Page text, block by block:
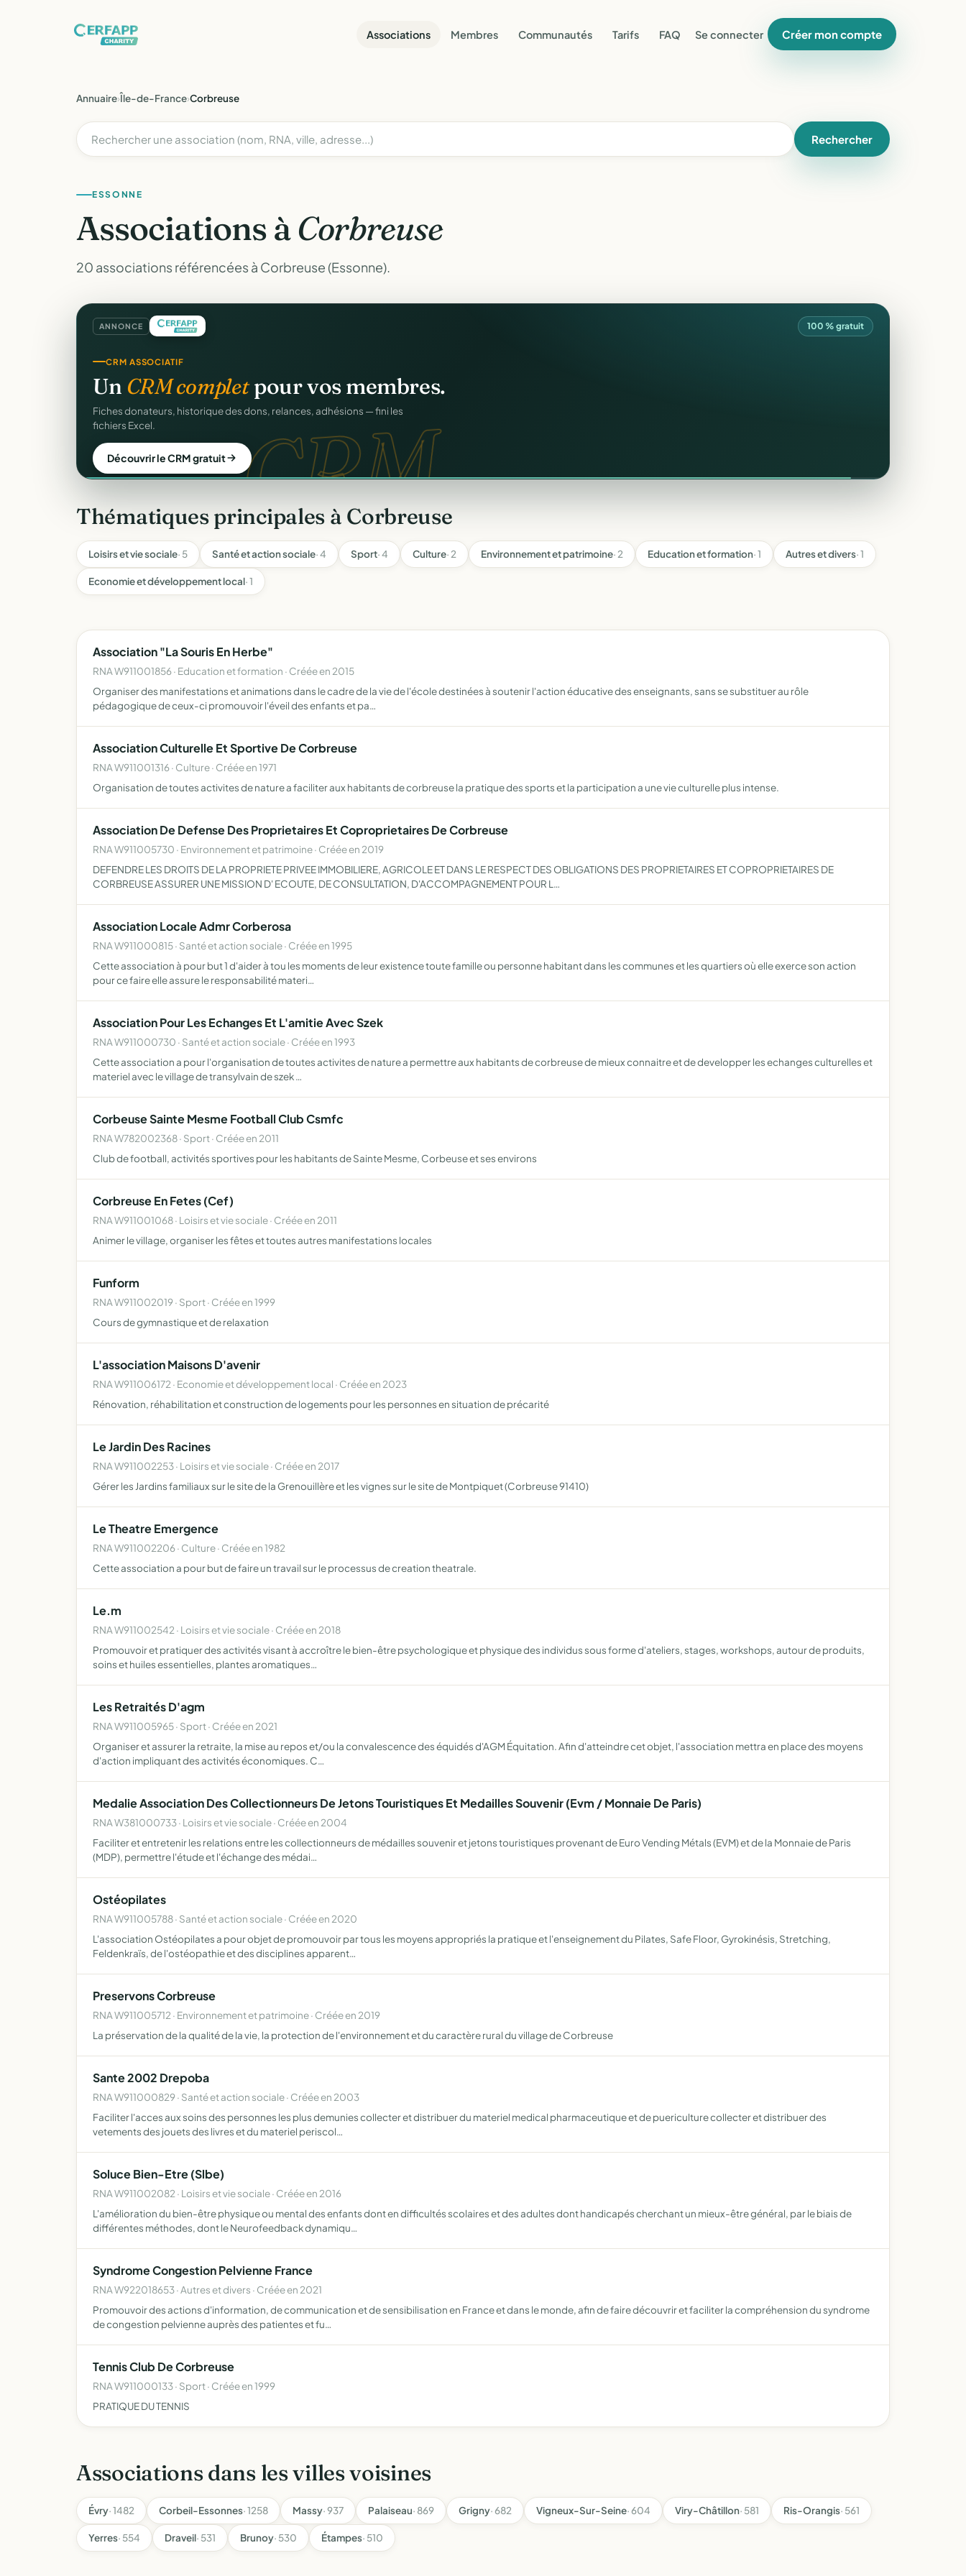
Associations Membres Communautés Tarifs FAQ Se connecter Créer mon compte
Annuaire›Île-de-France›Corbreuse
Rechercher
ESSONNE
Associations àCorbreuse
20 associations référencées à Corbreuse (Essonne).
ANNONCE 100 % gratuit
gratuit.
GESTION D'ASSOCIATION
Gérez votre associationgratuitement
Membres, dons, événements, reçus — tout votre pilotage au même endroit,
sans rien payer.
Créer mon compte gratuit
Thématiques principales à Corbreuse
Loisirs et vie sociale· 5 Santé et action sociale· 4 Sport· 4 Culture· 2 Environnement et patrimoine· 2 Education et formation· 1 Autres et divers· 1
Economie et développement local· 1
Association "La Souris En Herbe"
RNA W911001856 · Education et formation · Créée en 2015
Organiser des manifestations et animations dans le cadre de la vie de l'école destinées à soutenir l'action éducative des enseignants, sans se substituer au rôle
pédagogique de ceux-ci promouvoir l'éveil des enfants et pa…
Association Culturelle Et Sportive De Corbreuse
RNA W911001316 · Culture · Créée en 1971
Organisation de toutes activites de nature a faciliter aux habitants de corbreuse la pratique des sports et la participation a une vie culturelle plus intense.
Association De Defense Des Proprietaires Et Coproprietaires De Corbreuse
RNA W911005730 · Environnement et patrimoine · Créée en 2019
DEFENDRE LES DROITS DE LA PROPRIETE PRIVEE IMMOBILIERE, AGRICOLE ET DANS LE RESPECT DES OBLIGATIONS DES PROPRIETAIRES ET COPROPRIETAIRES DE
CORBREUSE ASSURER UNE MISSION D' ECOUTE, DE CONSULTATION, D'ACCOMPAGNEMENT POUR L…
Association Locale Admr Corberosa
RNA W911000815 · Santé et action sociale · Créée en 1995
Cette association à pour but 1 d'aider à tou les moments de leur existence toute famille ou personne habitant dans les communes et les quartiers où elle exerce son action
pour ce faire elle assure le responsabilité materi…
Association Pour Les Echanges Et L'amitie Avec Szek
RNA W911000730 · Santé et action sociale · Créée en 1993
Cette association a pour l'organisation de toutes activites de nature a permettre aux habitants de corbreuse de mieux connaitre et de developper les echanges culturelles et
materiel avec le village de transylvain de szek …
Corbeuse Sainte Mesme Football Club Csmfc
RNA W782002368 · Sport · Créée en 2011
Club de football, activités sportives pour les habitants de Sainte Mesme, Corbeuse et ses environs
Corbreuse En Fetes (Cef)
RNA W911001068 · Loisirs et vie sociale · Créée en 2011
Animer le village, organiser les fêtes et toutes autres manifestations locales
Funform
RNA W911002019 · Sport · Créée en 1999
Cours de gymnastique et de relaxation
L'association Maisons D'avenir
RNA W911006172 · Economie et développement local · Créée en 2023
Rénovation, réhabilitation et construction de logements pour les personnes en situation de précarité
Le Jardin Des Racines
RNA W911002253 · Loisirs et vie sociale · Créée en 2017
Gérer les Jardins familiaux sur le site de la Grenouillère et les vignes sur le site de Montpiquet (Corbreuse 91410)
Le Theatre Emergence
RNA W911002206 · Culture · Créée en 1982
Cette association a pour but de faire un travail sur le processus de creation theatrale.
Le.m
RNA W911002542 · Loisirs et vie sociale · Créée en 2018
Promouvoir et pratiquer des activités visant à accroître le bien-être psychologique et physique des individus sous forme d'ateliers, stages, workshops, autour de produits,
soins et huiles essentielles, plantes aromatiques…
Les Retraités D'agm
RNA W911005965 · Sport · Créée en 2021
Organiser et assurer la retraite, la mise au repos et/ou la convalescence des équidés d'AGM Équitation. Afin d'atteindre cet objet, l'association mettra en place des moyens
d'action impliquant des activités économiques. C…
Medalie Association Des Collectionneurs De Jetons Touristiques Et Medailles Souvenir (Evm / Monnaie De Paris)
RNA W381000733 · Loisirs et vie sociale · Créée en 2004
Faciliter et entretenir les relations entre les collectionneurs de médailles souvenir et jetons touristiques provenant de Euro Vending Métals (EVM) et de la Monnaie de Paris
(MDP), permettre l'étude et l'échange des médai…
Ostéopilates
RNA W911005788 · Santé et action sociale · Créée en 2020
L'association Ostéopilates a pour objet de promouvoir par tous les moyens appropriés la pratique et l'enseignement du Pilates, Safe Floor, Gyrokinésis, Stretching,
Feldenkraïs, de l'ostéopathie et des disciplines apparent…
Preservons Corbreuse
RNA W911005712 · Environnement et patrimoine · Créée en 2019
La préservation de la qualité de la vie, la protection de l'environnement et du caractère rural du village de Corbreuse
Sante 2002 Drepoba
RNA W911000829 · Santé et action sociale · Créée en 2003
Faciliter l'acces aux soins des personnes les plus demunies collecter et distribuer du materiel medical pharmaceutique et de puericulture collecter et distribuer des
vetements des jouets des livres et du materiel periscol…
Soluce Bien-Etre (Slbe)
RNA W911002082 · Loisirs et vie sociale · Créée en 2016
L'amélioration du bien-être physique ou mental des enfants dont en difficultés scolaires et des adultes dont handicapés cherchant un mieux-être général, par le biais de
différentes méthodes, dont le Neurofeedback dynamiqu…
Syndrome Congestion Pelvienne France
RNA W922018653 · Autres et divers · Créée en 2021
Promouvoir des actions d'information, de communication et de sensibilisation en France et dans le monde, afin de faire découvrir et faciliter la compréhension du syndrome
de congestion pelvienne auprès des patientes et fu…
Tennis Club De Corbreuse
RNA W911000133 · Sport · Créée en 1999
PRATIQUE DU TENNIS
Associations dans les villes voisines
Évry· 1482 Corbeil-Essonnes· 1258 Massy· 937 Palaiseau· 869 Grigny· 682 Vigneux-Sur-Seine· 604 Viry-Châtillon· 581 Ris-Orangis· 561
Yerres· 554 Draveil· 531 Brunoy· 530 Étampes· 510